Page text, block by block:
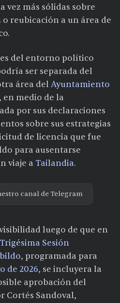
vez más sólidas sobre
reubicación a un área de
del entorno político
ser separada del
área del Ayuntamiento
, en medio de la
por sus declaraciones
sobre sus estrategias
de licencia que fue
para ausentarse
viaje a Tailandia.
canal de Telegram
luego de que en
Trigésima Sesión
, programada para
de 2026, se incluyera la
aprobación del
Cortés Sandoval,